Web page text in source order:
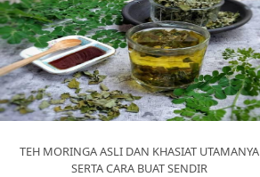
TEH MORINGA ASLI DAN KHASIAT UTAMANYA
SERTA CARA BUAT SENDIR
BARANG
PERIBADI(4)
PEKERJAAN(0)
SERVIS(17)